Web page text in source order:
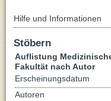
Hilfe und Informationen
Stöbern
Auflistung
Fakultät nach Autor
Erscheinungsdatum
Autoren